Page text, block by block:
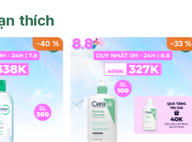
thích
-40 % -33%